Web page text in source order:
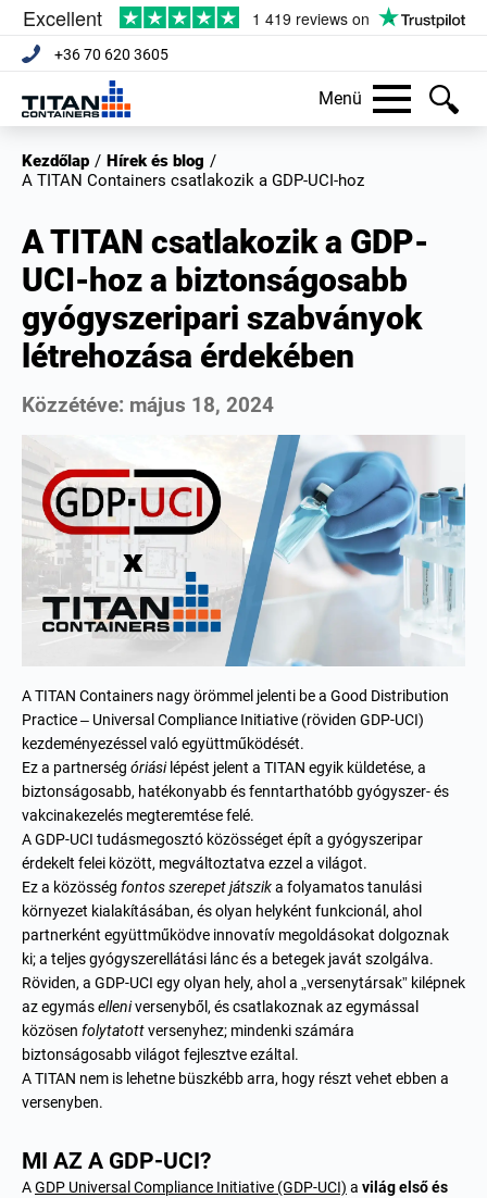
+36 70 620 3605
Menü
Kezdőlap / Hírek és blog /
A TITAN Containers csatlakozik a GDP-UCI-hoz
A TITAN csatlakozik a GDP-
UCI-hoz a biztonságosabb
gyógyszeripari szabványok
létrehozása érdekében
Közzétéve: május 18, 2024
A TITAN Containers nagy örömmel jelenti be a Good Distribution
Practice – Universal Compliance Initiative (röviden GDP-UCI)
kezdeményezéssel való együttműködését.
Ez a partnerség óriásilépést jelent a TITAN egyik küldetése, a
biztonságosabb, hatékonyabb és fenntarthatóbb gyógyszer- és
vakcinakezelés megteremtése felé.
A GDP-UCI tudásmegosztó közösséget épít a gyógyszeripar
érdekelt felei között, megváltoztatva ezzel a világot.
Ez a közösség fontos szerepet játszika folyamatos tanulási
környezet kialakításában, és olyan helyként funkcionál, ahol
partnerként együttműködve innovatív megoldásokat dolgoznak
ki; a teljes gyógyszerellátási lánc és a betegek javát szolgálva.
Röviden, a GDP-UCI egy olyan hely, ahol a „versenytársak” kilépnek
az egymáselleniversenyből, és csatlakoznak az egymással
közösen folytatottversenyhez; mindenki számára
biztonságosabb világot fejlesztve ezáltal.
A TITAN nem is lehetne büszkébb arra, hogy részt vehet ebben a
versenyben.
MI AZ A GDP-UCI?
AGDP Universal Compliance Initiative (GDP-UCI) a világ első és